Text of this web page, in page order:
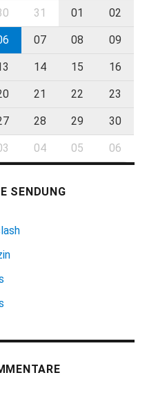
31 01 02
07 08 09
14 15 16
21 22 23
28 29 30
04 05 06
SENDUNG